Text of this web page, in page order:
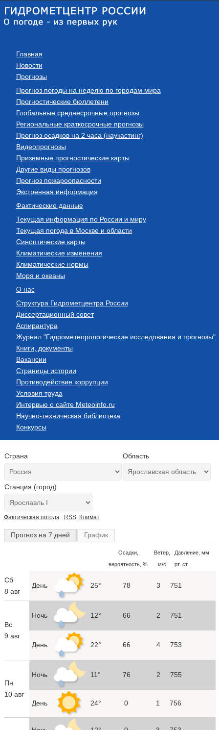
Главная
Новости
Прогнозы
Прогноз погоды на неделю по городам мира
Прогностические бюллетени
Глобальные среднесрочные прогнозы
Региональные краткосрочные прогнозы
Прогноз осадков на 2 часа (наукастинг)
Видеопрогнозы
Приземные прогностические карты
Другие виды прогнозов
Прогноз пожароопасности
Экстренная информация
Фактические данные
Текущая информация по России и миру
Текущая погода в Москве и области
Синоптические карты
Климатические изменения
Климатические нормы
Моря и океаны
О нас
Структура Гидрометцентра России
Диссертационный совет
Аспирантура
Журнал "Гидрометеорологические исследования и прогнозы"
Книги, документы
Вакансии
Страницы истории
Противодействие коррупции
Условия труда
Интервью о сайте Meteoinfo.ru
Научно-техническая библиотека
Конкурсы
Страна Область
Станция (город)
Фактическая погода RSS Климат
Прогноз на 7 дней График
Осадки,
вероятность, %
Ветер,
м/с
Давление, мм
рт. ст.
Сб
8 авг
День 25° 78 3 751
Вс
9 авг
Ночь 12° 66 2 751
День 22° 66 4 753
Пн
10 авг
Ночь 11° 76 2 755
День 24° 0 1 756